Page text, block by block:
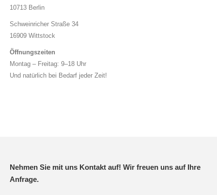
10713 Berlin
Schweinricher Straße 34
16909 Wittstock
Öffnungszeiten
Montag – Freitag: 9–18 Uhr
Und natürlich bei Bedarf jeder Zeit!
Nehmen Sie mit uns Kontakt auf! Wir freuen uns auf Ihre
Anfrage.